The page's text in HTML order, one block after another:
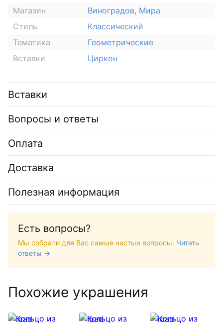
Магазин
Виноградов, Мира
Стиль
Классический
Тематика
Геометрические
Вставки
Циркон
Вставки
Вопросы и ответы
Оплата
Доставка
Полезная информация
Есть вопросы?
Мы собрали для Вас самые частые вопросы. Читать
ответы →
Похожие украшения